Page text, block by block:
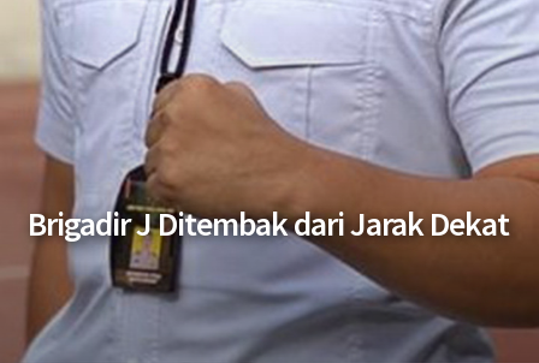
Brigadir J Ditembak dari Jarak Dekat